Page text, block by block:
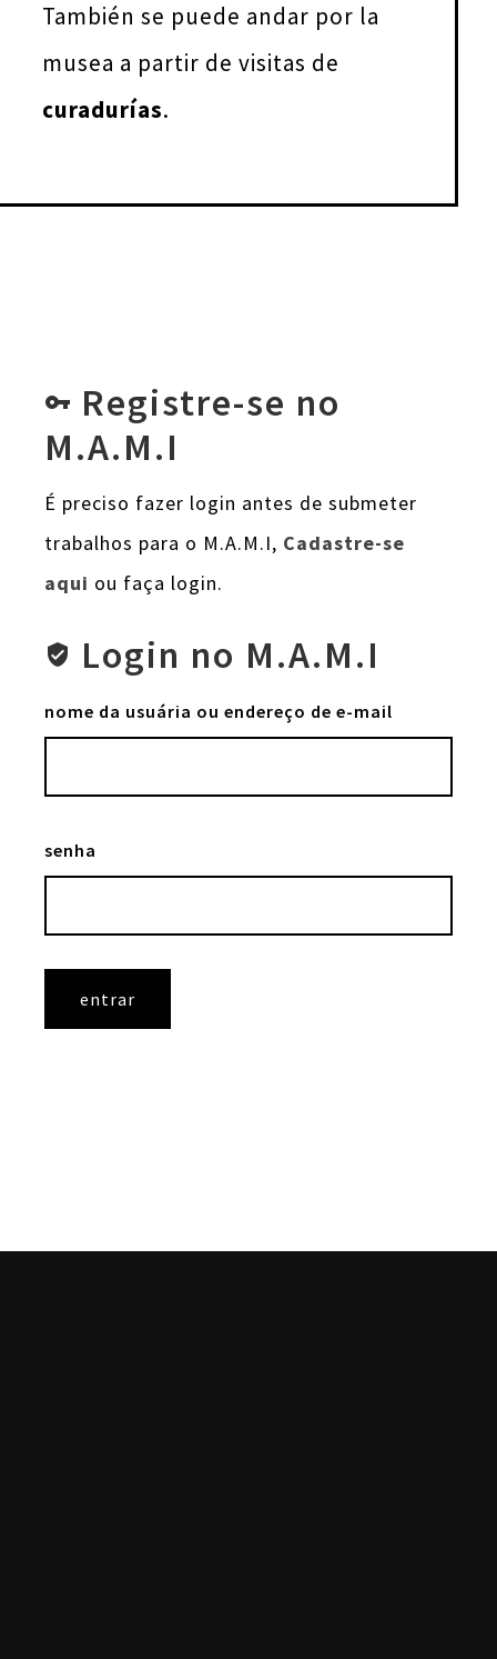
También se puede andar por la
musea a partir de visitas de
curadurías.
vpn_key Registre-se no
M.A.M.I
É preciso fazer login antes de submeter
trabalhos para o M.A.M.I, Cadastre-se
aqui ou faça login.
verified_user Login no M.A.M.I
nome da usuária ou endereço de e-mail
senha